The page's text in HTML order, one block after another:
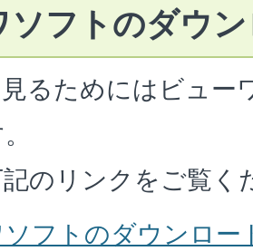
ソフトのダウ
るためにはビュー
のリンクをご覧く
ソフトのダウンロー